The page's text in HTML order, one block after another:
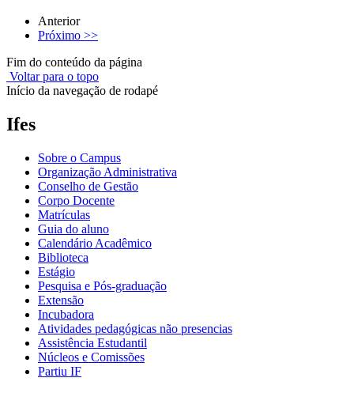
Anterior
Próximo >>
Fim do conteúdo da página
Voltar para o topo
Início da navegação de rodapé
Ifes
Sobre o Campus
Organização Administrativa
Conselho de Gestão
Corpo Docente
Matrículas
Guia do aluno
Calendário Acadêmico
Biblioteca
Estágio
Pesquisa e Pós-graduação
Extensão
Incubadora
Atividades pedagógicas não presencias
Assistência Estudantil
Núcleos e Comissões
Partiu IF